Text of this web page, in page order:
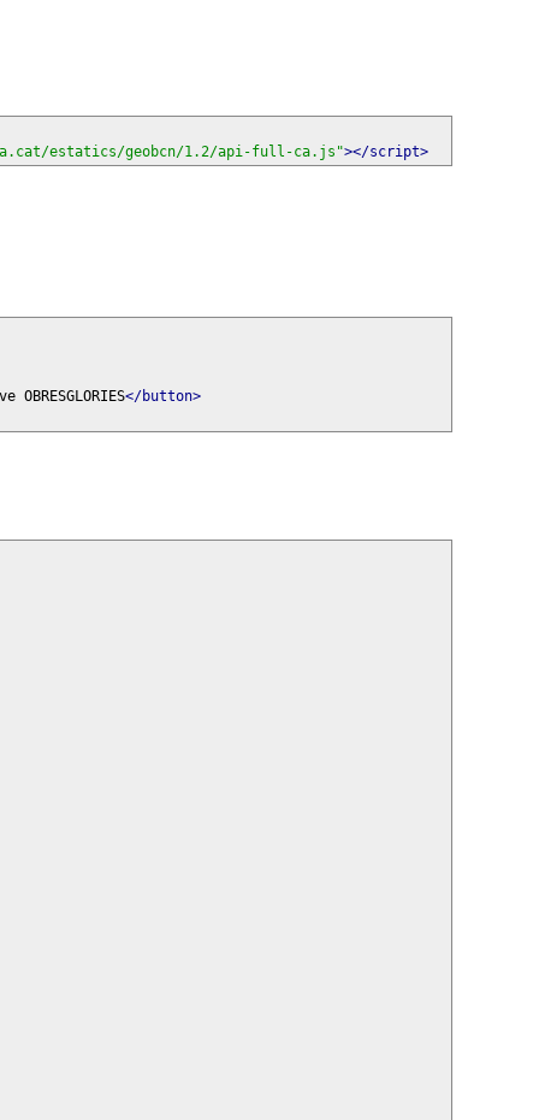
estatics/geobcn/1.2/api-full-ca.js"></script>
OBRESGLORIES</button>